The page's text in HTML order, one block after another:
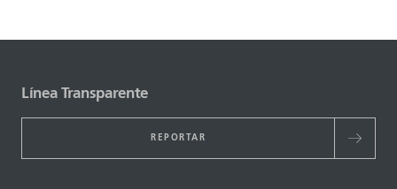
Línea Transparente
REPORTAR